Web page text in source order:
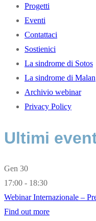
Progetti
Eventi
Contattaci
Sostienici
La sindrome di Sotos
La sindrome di Malan
Archivio webinar
Privacy Policy
Ultimi
Gen 30
17:00 - 18:30
Webinar Internazionale –
Find out more